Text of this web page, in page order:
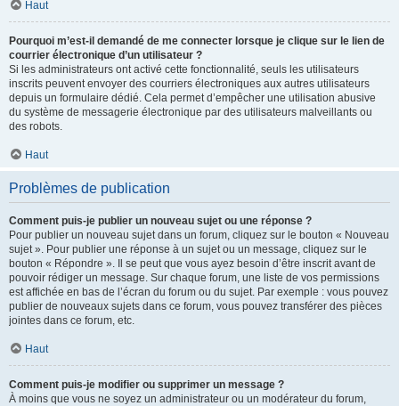
Haut
Pourquoi m’est-il demandé de me connecter lorsque je clique sur le lien de
courrier électronique d’un utilisateur ?
Si les administrateurs ont activé cette fonctionnalité, seuls les utilisateurs
inscrits peuvent envoyer des courriers électroniques aux autres utilisateurs
depuis un formulaire dédié. Cela permet d’empêcher une utilisation abusive
du système de messagerie électronique par des utilisateurs malveillants ou
des robots.
Haut
Problèmes de publication
Comment puis-je publier un nouveau sujet ou une réponse ?
Pour publier un nouveau sujet dans un forum, cliquez sur le bouton « Nouveau
sujet ». Pour publier une réponse à un sujet ou un message, cliquez sur le
bouton « Répondre ». Il se peut que vous ayez besoin d’être inscrit avant de
pouvoir rédiger un message. Sur chaque forum, une liste de vos permissions
est affichée en bas de l’écran du forum ou du sujet. Par exemple : vous pouvez
publier de nouveaux sujets dans ce forum, vous pouvez transférer des pièces
jointes dans ce forum, etc.
Haut
Comment puis-je modifier ou supprimer un message ?
À moins que vous ne soyez un administrateur ou un modérateur du forum,